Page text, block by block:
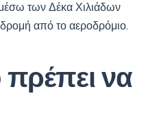
μέσω των Δέκα Χιλιάδων
από το αεροδρόμιο.
πρέπει να